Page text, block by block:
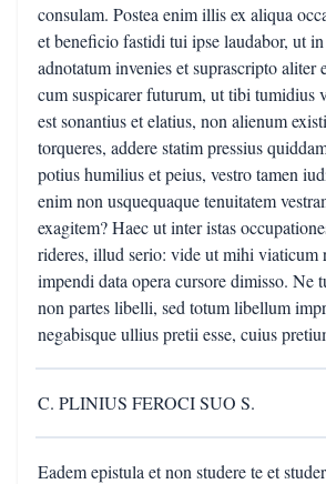
consulam. Postea enim illis ex aliqua
et beneficio fastidi tui ipse laudabor, ut
adnotatum invenies et suprascripto
cum suspicarer futurum, ut tibi tumidius
est sonantius et elatius, non alienum
torqueres, addere statim pressius
potius humilius et peius, vestro tamen
enim non usquequaque tenuitatem
exagitem? Haec ut inter istas
rideres, illud serio: vide ut mihi viaticum
impendi data opera cursore dimisso. Ne
non partes libelli, sed totum libellum
negabisque ullius pretii esse, cuius
C. PLINIUS FEROCI SUO S.
Eadem epistula et non studere te et